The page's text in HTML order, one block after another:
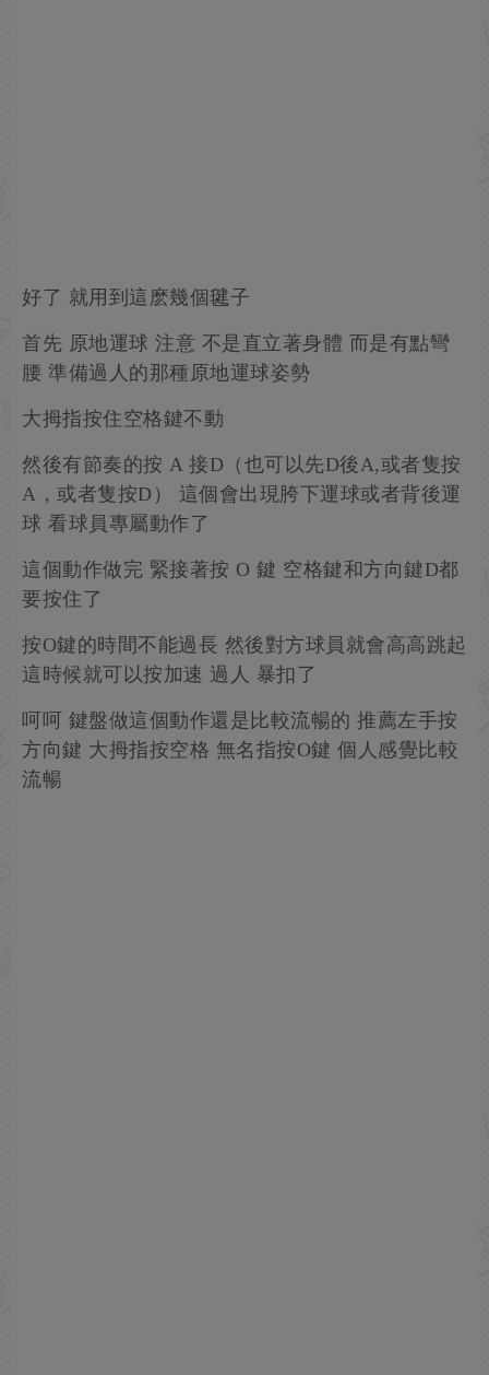
好了 就用到這麽幾個毽子
首先 原地運球 注意 不是直立著身體 而是有點彎
腰 準備過人的那種原地運球姿勢
大拇指按住空格鍵不動
然後有節奏的按 A 接D（也可以先D後A,或者隻按
A，或者隻按D） 這個會出現胯下運球或者背後運
球 看球員專屬動作了
這個動作做完 緊接著按 O 鍵 空格鍵和方向鍵D都
要按住了
按O鍵的時間不能過長 然後對方球員就會高高跳起
這時候就可以按加速 過人 暴扣了
呵呵 鍵盤做這個動作還是比較流暢的 推薦左手按
方向鍵 大拇指按空格 無名指按O鍵 個人感覺比較
流暢